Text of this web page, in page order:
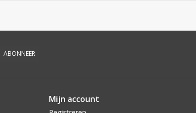
ABONNEER
Mijn account